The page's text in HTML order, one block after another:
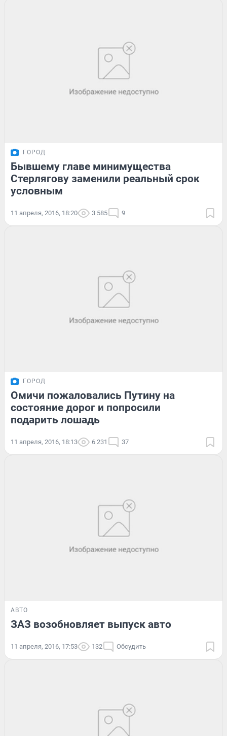
ГОРОД
Бывшему главе минимущества
Стерлягову заменили реальный срок
условным
11 апреля, 2016, 18:20 3 585 9
ГОРОД
Омичи пожаловались Путину на
состояние дорог и попросили
подарить лошадь
11 апреля, 2016, 18:13 6 231 37
АВТО
ЗАЗ возобновляет выпуск авто
11 апреля, 2016, 17:53 132 Обсудить